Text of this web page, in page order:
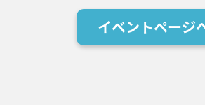
イベントページ